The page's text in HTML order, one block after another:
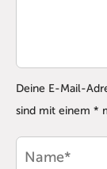
Deine E-Mail-
sind mit einem *